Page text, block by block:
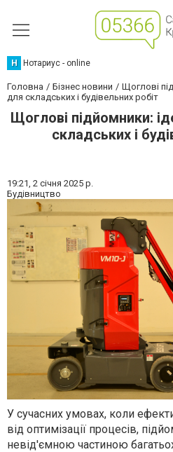
Н Нотариус - online
Головна Бізнес новини
Щоглові
для складських і будівельних робіт
Щоглові підйомники:
складських і
19:21, 2 січня 2025 р.
Будівництво
У сучасних умовах, коли
від оптимізації процесів,
невід'ємною частиною